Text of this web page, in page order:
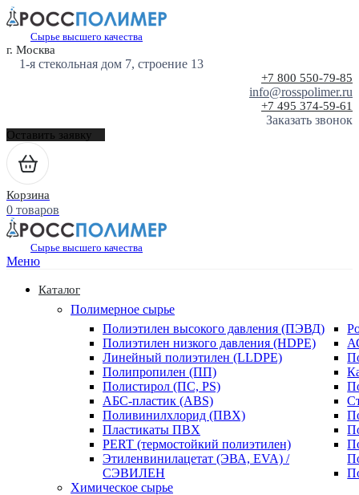
Сырье высшего качества
г. Москва
1-я стекольная дом 7, строение 13
+7 800 550-79-85
info@rosspolimer.ru
+7 495 374-59-61
Заказать звонок
Оставить заявку
Корзина
0 товаров
Сырье высшего качества
Меню
Каталог
Полимерное сырье
Полиэтилен высокого давления (ПЭВД)
Полиэтилен низкого давления (HDPE)
Линейный полиэтилен (LLDPE)
Полипропилен (ПП)
Полистирол (ПС, PS)
АБС-пластик (ABS)
Поливинилхлорид (ПВХ)
Пластикаты ПВХ
PERT (термостойкий полиэтилен)
Этиленвинилацетат (ЭВА, EVA) /
СЭВИЛЕН
Химическое сырье